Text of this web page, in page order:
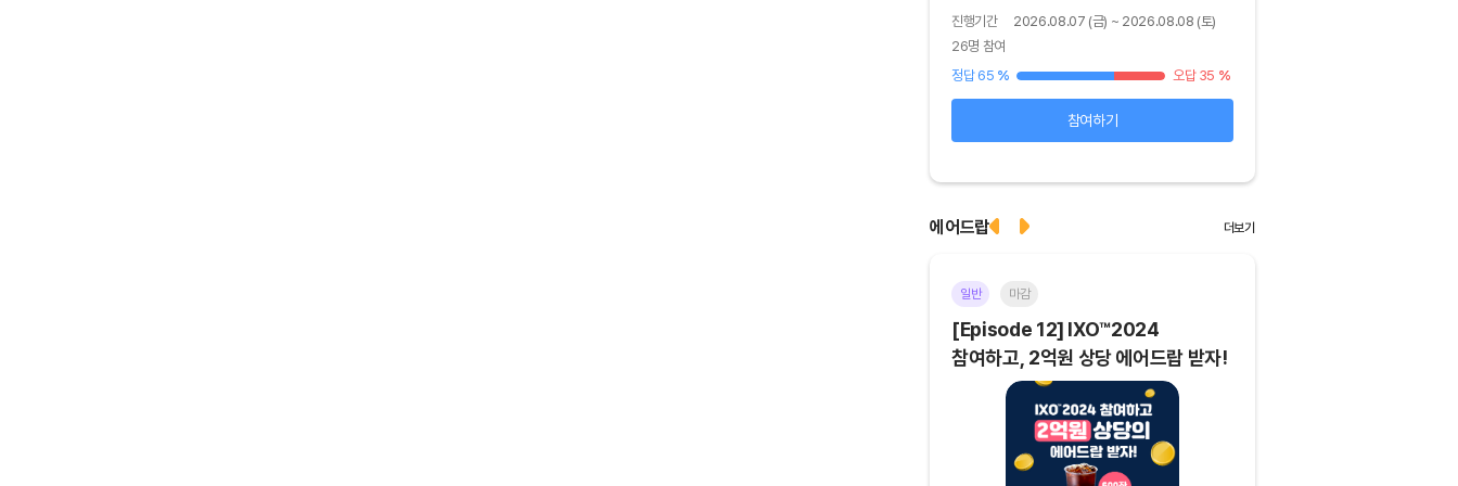
진행기간
2026.08.07 (금) ~ 2026.08.08 (토)
26명 참여
정답 65 % 오답 35 %
참여하기
에어드랍 더보기
일반 마감
[Episode 12] IXO™2024
참여하고, 2억원 상당 에어드랍 받자!